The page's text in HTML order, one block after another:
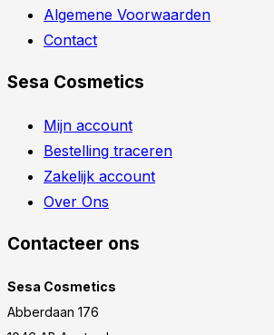
Algemene Voorwaarden
Contact
Sesa Cosmetics
Mijn account
Bestelling traceren
Zakelijk account
Over Ons
Contacteer ons
Sesa Cosmetics
Abberdaan 176